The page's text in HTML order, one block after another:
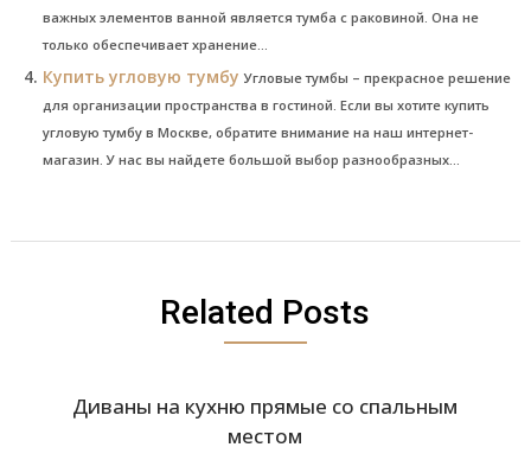
важных элементов ванной является тумба с раковиной. Она не
только обеспечивает хранение...
Купить угловую тумбу Угловые тумбы – прекрасное решение
для организации пространства в гостиной. Если вы хотите купить
угловую тумбу в Москве, обратите внимание на наш интернет-
магазин. У нас вы найдете большой выбор разнообразных...
Related Posts
Диваны на кухню прямые со спальным
местом